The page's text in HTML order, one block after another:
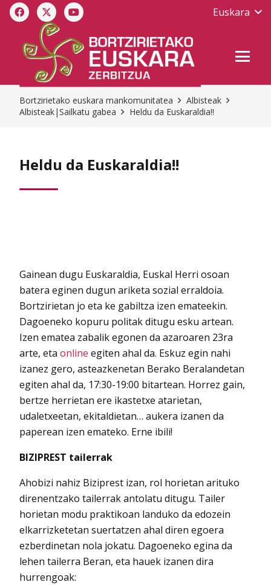
Euskara
Bortzirietako euskara mankomunitatea
Albisteak
Albisteak|Sailkatu gabea
Heldu da Euskaraldia!!
Heldu da Euskaraldia!!
Gainean dugu Euskaraldia, Euskal Herri osoan
batera eginen dugun ariketa sozial erraldoia.
Bortzirietan jo eta ke gabiltza izen emateekin.
Dagoeneko kopuru politak ditugu esku artean.
Izen ematea zabalik egonen da azaroaren 23ra
arte, eta online egiten ahal da. Eskuz egin nahi
izanez gero, asteazkenetan Berako Beralandetan
egiten ahal da, 17:30-19:00 bitartean. Horrez gain,
bertze herrietan ere ikastetxe atarietan,
udaletxeetan, ekitaldietan… aukera izanen da
paperean izen emateko. Erne ibili!
BIZIPREST tailerrak
Ahobizi nahiz Biziprest izan, rol horietan arituko
direnentzako tailerrak antolatu ditugu. Tailer
horietan modu praktikoan landuko da edozein
elkarrizketetan suertatzen ahal diren egoera
ezberdinetan nola jokatu. Dagoeneko egina da
lehen tailerra Beran, eta hauek izanen dira
hurrengoak: